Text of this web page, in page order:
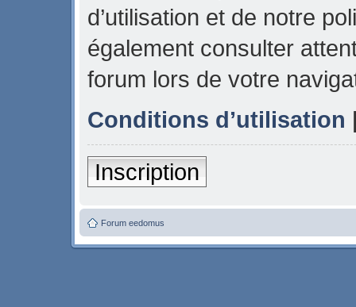
d’utilisation et de notre
également consulter
forum lors de votre
Conditions d’utilisation
Inscription
Forum eedomus